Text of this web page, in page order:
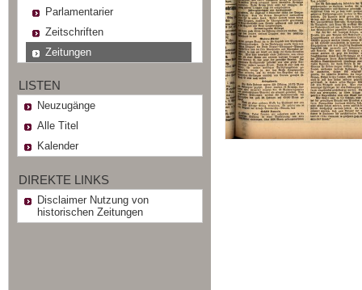
Parlamentarier
Zeitschriften
Zeitungen
LISTEN
Neuzugänge
Alle Titel
Kalender
DIREKTE LINKS
Disclaimer Nutzung von
historischen Zeitungen